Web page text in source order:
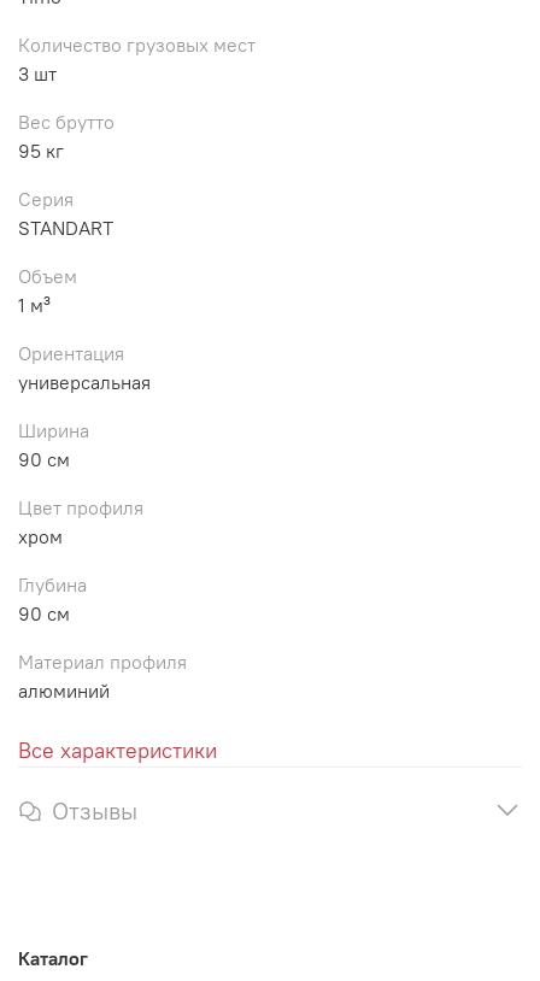
Количество грузовых мест
3 шт
Вес брутто
95 кг
Серия
STANDART
Объем
1 м³
Ориентация
универсальная
Ширина
90 см
Цвет профиля
хром
Глубина
90 см
Материал профиля
алюминий
Все характеристики
Отзывы
Каталог